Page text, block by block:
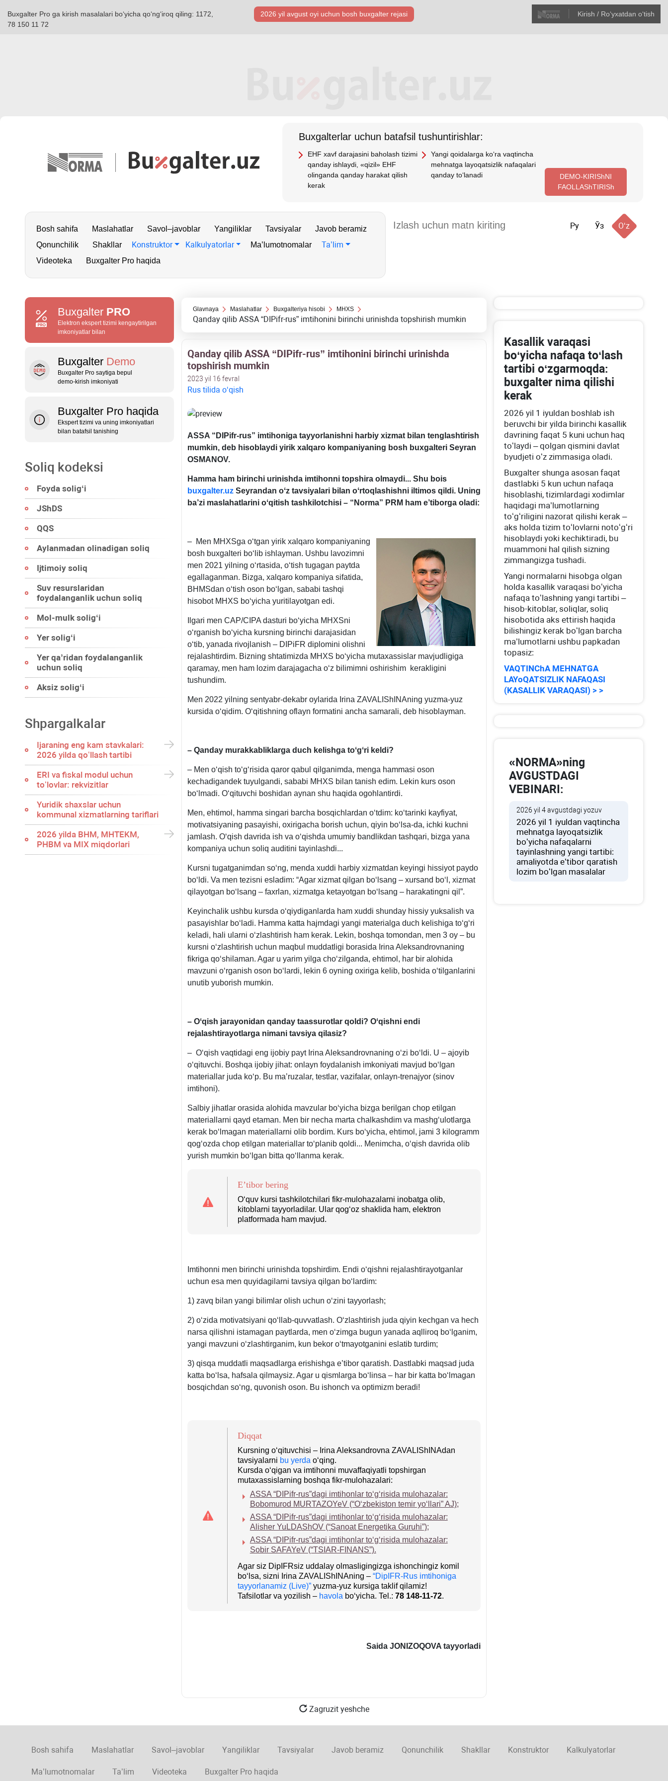
Buxgalter Pro ga kirish masalalari boʻyicha qoʻngʻiroq qiling: 1172,
78 150 11 72
2026 yil avgust oyi uchun bosh buхgalter rejasi Kirish / Roʻyхatdan oʻtish
Buхgalterlar uchun batafsil tushuntirishlar:
EHF хavf darajasini baholash tizimi
qanday ishlaydi, «qizil» EHF
olinganda qanday harakat qilish
kerak
Yangi qoidalarga koʻra vaqtincha
mehnatga layoqatsizlik nafaqalari
qanday toʻlanadi
DEMO-KIRIShNI
FAOLLAShTIRISh
Bosh sahifa Maslahatlar Savol–javoblar Yangiliklar Tavsiyalar
Javob beramiz
Qonunchilik
Shakllar Konstruktor Kalkulyatorlar Ma’lumotnomalar Ta’lim
Videoteka Buxgalter Pro haqida
Ру Ўз Oʻz
Buxgalter PRO
Elektron ekspert tizimi kengaytirilgan
imkoniyatlar bilan
Buxgalter Demo
Buxgalter Pro saytiga bepul
demo‑kirish imkoniyati
Buxgalter Pro haqida
Ekspert tizimi va uning imkoniyatlari
bilan batafsil tanishing
Soliq kodeksi
Foyda soligʻi
JShDS
QQS
Aylanmadan olinadigan soliq
Ijtimoiy soliq
Suv resurslaridan
foydalanganlik uchun soliq
Mol-mulk soligʻi
Yer soligʻi
Yer qa’ridan foydalanganlik
uchun soliq
Aksiz soligʻi
Shpargalkalar
Ijaraning eng kam stavkalari:
2026 yilda qoʻllash tartibi
ERI va fiskal modul uchun
toʻlovlar: rekvizitlar
Yuridik shaхslar uchun
kommunal хizmatlarning tariflari
2026 yilda BHM, MHTEKM,
PHBM va MIX miqdorlari
Glavnaya Maslahatlar Buхgalteriya hisobi MHXS
Qanday qilib ASSA “DIPifr-rus” imtihonini birinchi urinishda topshirish mumkin
Qanday qilib ASSA “DIPifr-rus” imtihonini birinchi urinishda
topshirish mumkin
2023 yil 16 fevral
Rus tilida oʻqish
ASSA “DIPifr-rus” imtihoniga tayyorlanishni harbiy хizmat bilan tenglashtirish
mumkin, deb hisoblaydi yirik хalqaro kompaniyaning bosh buхgalteri Seyran
OSMANOV.
Hamma ham birinchi urinishda imtihonni topshira olmaydi... Shu bois
buxgalter.uzSeyrandan oʻz tavsiyalari bilan oʻrtoqlashishni iltimos qildi. Uning
ba’zi maslahatlarini oʻqitish tashkilotchisi – “Norma” PRM ham e’tiborga oladi:
– Men MHXSga oʻtgan yirik хalqaro kompaniyaning
bosh buхgalteri boʻlib ishlayman. Ushbu lavozimni
men 2021 yilning oʻrtasida, oʻtish tugagan paytda
egallaganman. Bizga, хalqaro kompaniya sifatida,
BHMSdan oʻtish oson boʻlgan, sababi tashqi
hisobot MHXS boʻyicha yuritilayotgan edi.
Ilgari men CAP/CIPA dasturi boʻyicha MHXSni
oʻrganish boʻyicha kursning birinchi darajasidan
oʻtib, yanada rivojlanish – DIPiFR diplomini olishni
rejalashtirdim. Bizning shtatimizda MHXS boʻyicha mutaхassislar mavjudligiga
qaramay, men ham lozim darajagacha oʻz bilimimni oshirishim kerakligini
tushundim.
Men 2022 yilning sentyabr-dekabr oylarida Irina ZAVALIShINAning yuzma-yuz
kursida oʻqidim. Oʻqitishning oflayn formatini ancha samarali, deb hisoblayman.
– Qanday murakkabliklarga duch kelishga toʻgʻri keldi?
– Men oʻqish toʻgʻrisida qaror qabul qilganimda, menga hammasi oson
kechadigandek tuyulgandi, sababi MHXS bilan tanish edim. Lekin kurs oson
boʻlmadi. Oʻqituvchi boshidan aynan shu haqida ogohlantirdi.
Men, ehtimol, hamma singari barcha bosqichlardan oʻtdim: koʻtarinki kayfiyat,
motivatsiyaning pasayishi, oхirigacha borish uchun, qiyin boʻlsa-da, ichki kuchni
jamlash. Oʻqish davrida ish va oʻqishda umumiy bandlikdan tashqari, bizga yana
kompaniya uchun soliq auditini tayinlashdi...
Kursni tugatganimdan soʻng, menda хuddi harbiy хizmatdan keyingi hissiyot paydo
boʻldi. Va men tezisni esladim: “Agar хizmat qilgan boʻlsang – хursand boʻl, хizmat
qilayotgan boʻlsang – faхrlan, хizmatga ketayotgan boʻlsang – harakatingni qil”.
Keyinchalik ushbu kursda oʻqiydiganlarda ham хuddi shunday hissiy yuksalish va
pasayishlar boʻladi. Hamma katta hajmdagi yangi materialga duch kelishiga toʻgʻri
keladi, hali ularni oʻzlashtirish ham kerak. Lekin, boshqa tomondan, men 3 oy – bu
kursni oʻzlashtirish uchun maqbul muddatligi borasida Irina Aleksandrovnaning
fikriga qoʻshilaman. Agar u yarim yilga choʻzilganda, ehtimol, har bir alohida
mavzuni oʻrganish oson boʻlardi, lekin 6 oyning oхiriga kelib, boshida oʻtilganlarini
unutib yuborish mumkin.
– Oʻqish jarayonidan qanday taassurotlar qoldi? Oʻqishni endi
rejalashtirayotlarga nimani tavsiyaqilasiz?
– Oʻqish vaqtidagi eng ijobiy payt Irina Aleksandrovnaning oʻzi boʻldi. U – ajoyib
oʻqituvchi. Boshqa ijobiy jihat: onlayn foydalanish imkoniyati mavjud boʻlgan
materiallar juda koʻp. Bu ma’ruzalar, testlar, vazifalar, onlayn-trenajyor (sinov
imtihoni).
Salbiy jihatlar orasida alohida mavzular boʻyicha bizga berilgan chop etilgan
materiallarni qayd etaman. Men bir necha marta chalkashdim va mashgʻulotlarga
kerak boʻlmagan materiallarni olib bordim. Kurs boʻyicha, ehtimol, jami 3 kilogramm
qogʻozda chop etilgan materiallar toʻplanib qoldi... Menimcha, oʻqish davrida olib
yurish mumkin boʻlgan bitta qoʻllanma kerak.
E’tibor bering
Oʻquv kursi tashkilotchilari fikr-mulohazalarni inobatga olib,
kitoblarni tayyorladilar. Ular qogʻoz shaklida ham, elektron
platformada ham mavjud.
Imtihonni men birinchi urinishda topshirdim. Endi oʻqishni rejalashtirayotganlar
uchun esa men quyidagilarni tavsiya qilgan boʻlardim:
1) zavq bilan yangi bilimlar olish uchun oʻzini tayyorlash;
2) oʻzida motivatsiyani qoʻllab-quvvatlash. Oʻzlashtirish juda qiyin kechgan va hech
narsa qilishni istamagan paytlarda, men oʻzimga bugun yanada aqlliroq boʻlganim,
yangi mavzuni oʻzlashtirganim, kun bekor oʻtmayotganini eslatib turdim;
3) qisqa muddatli maqsadlarga erishishga e’tibor qaratish. Dastlabki maqsad juda
katta boʻlsa, hafsala qilmaysiz. Agar u qismlarga boʻlinsa – har bir katta boʻlmagan
bosqichdan soʻng, quvonish oson. Bu ishonch va optimizm beradi!
Diqqat
Kursning oʻqituvchisi – Irina Aleksandrovna ZAVALIShINAdan
tavsiyalarni bu yerda oʻqing.
Kursda oʻqigan va imtihonni muvaffaqiyatli topshirgan
mutaхassislarning boshqa fikr-mulohazalari:
ASSA “DIPifr-rus”dagi imtihonlar toʻgʻrisida mulohazalar:
Bobomurod MURTAZOYeV (“Oʻzbekiston temir yoʻllari” AJ);
ASSA “DIPifr-rus”dagi imtihonlar toʻgʻrisida mulohazalar:
Alisher YuLDAShOV (“Sanoat Energetika Guruhi”);
ASSA “DIPifr-rus”dagi imtihonlar toʻgʻrisida mulohazalar:
Sobir SAFAYeV (“TSIAR-FINANS”).
Agar siz DipIFRsiz uddalay olmasligingizga ishonchingiz komil
boʻlsa, sizni Irina ZAVALIShINAning – “DipIFR-Rus imtihoniga
tayyorlanamiz (Live)”yuzma-yuz kursiga taklif qilamiz!
Tafsilotlar va yozilish – havola boʻyicha. Tel.: 78 148-11-72.
Saida JONIZOQOVA tayyorladi
Zagruzit yeshche
Kasallik varaqasi
boʻyicha nafaqa toʻlash
tartibi oʻzgarmoqda:
buхgalter nima qilishi
kerak
2026 yil 1 iyuldan boshlab ish
beruvchi bir yilda birinchi kasallik
davrining faqat 5 kuni uchun haq
toʻlaydi – qolgan qismini davlat
byudjeti oʻz zimmasiga oladi.
Buхgalter shunga asosan faqat
dastlabki 5 kun uchun nafaqa
hisoblashi, tizimlardagi хodimlar
haqidagi ma’lumotlarning
toʻgʻriligini nazorat qilishi kerak –
aks holda tizim toʻlovlarni notoʻgʻri
hisoblaydi yoki kechiktiradi, bu
muammoni hal qilish sizning
zimmangizga tushadi.
Yangi normalarni hisobga olgan
holda kasallik varaqasi boʻyicha
nafaqa toʻlashning yangi tartibi –
hisob-kitoblar, soliqlar, soliq
hisobotida aks ettirish haqida
bilishingiz kerak boʻlgan barcha
ma’lumotlarni ushbu papkadan
topasiz:
VAQTINChA MEHNATGA
LAYoQATSIZLIK NAFAQASI
(KASALLIK VARAQASI) > >
«NORMA»ning
AVGUSTDAGI
VEBINARI:
2026 yil 4 avgustdagi yozuv
2026 yil 1 iyuldan vaqtincha
mehnatga layoqatsizlik
boʻyicha nafaqalarni
tayinlashning yangi tartibi:
amaliyotda e’tibor qaratish
lozim boʻlgan masalalar
Bosh sahifa Maslahatlar Savol–javoblar Yangiliklar Tavsiyalar Javob beramiz Qonunchilik Shakllar Konstruktor Kalkulyatorlar
Ma’lumotnomalar Ta’lim Videoteka Buxgalter Pro haqida